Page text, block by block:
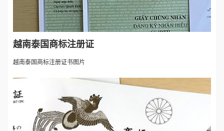
越南泰国商标注册证
越南泰国商标注册证书图片